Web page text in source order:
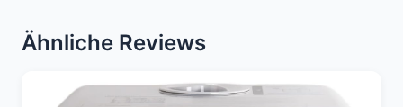
Ähnliche Reviews